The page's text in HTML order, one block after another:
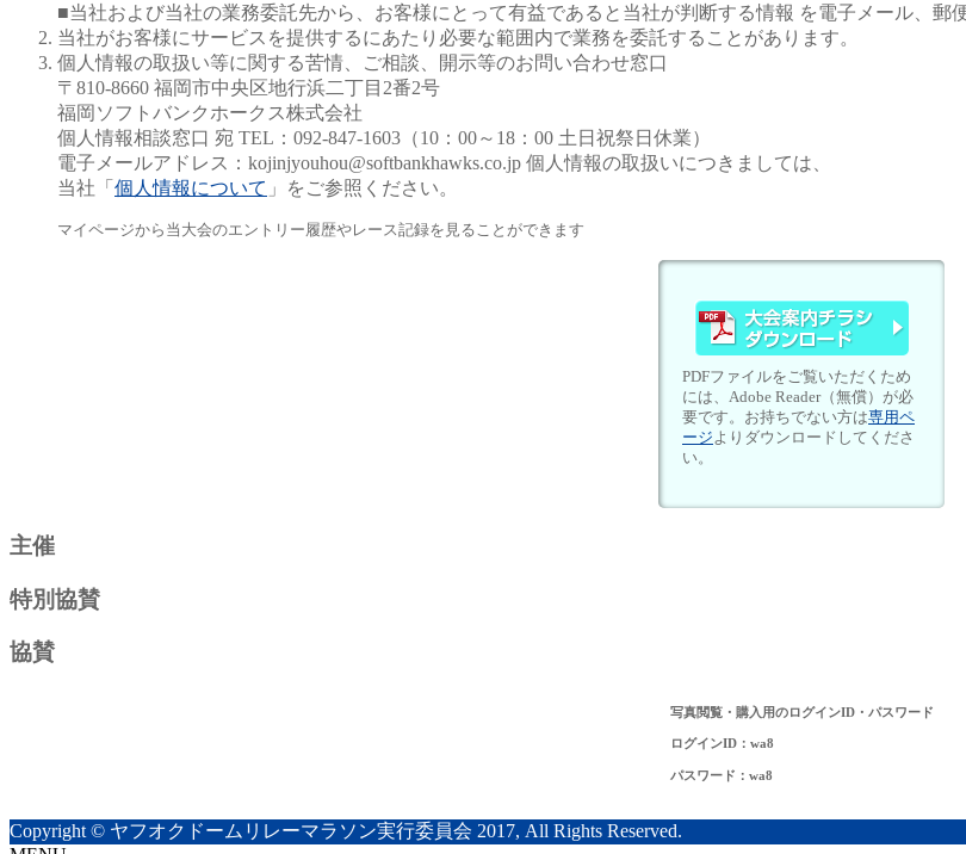
■当社および当社の業務委託先から、お客様にとって有益であると当社が判断する情報 を電子メール、郵
当社がお客様にサービスを提供するにあたり必要な範囲内で業務を委託することがあります。
個人情報の取扱い等に関する苦情、ご相談、開示等のお問い合わせ窓口
〒810-8660 福岡市中央区地行浜二丁目2番2号
福岡ソフトバンクホークス株式会社
個人情報相談窓口 宛 TEL：092-847-1603（10：00～18：00 土日祝祭日休業）
電子メールアドレス： kojinjyouhou@softbankhawks.co.jp 個人情報の取扱いにつきましては、
当社「 個人情報について 」をご参照ください。
マイページから当大会のエントリー履歴やレース記録を見ることができます
PDFファイルをご覧いただくため
には、Adobe Reader（無償）が必
要です。お持ちでない方は専用ペ
ージよりダウンロードしてくださ
い。
主催
特別協賛
協賛
写真閲覧・購入用のログインID・パスワード
ログインID：wa8
パスワード：wa8
Copyright © ヤフオクドームリレーマラソン実行委員会 2017, All Rights Reserved.